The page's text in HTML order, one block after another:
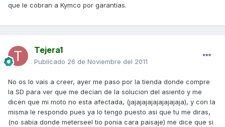
que le cobran a Kymco por garantías.
Tejera1
Publicado 26 de Noviembre del 2011
No os lo vais a creer, ayer me paso por la tienda donde compre
la SD para ver que me decian de la solucion del asiento y me
dicen que mi moto no esta afectada, (jajajajajajajajajaja), y con la
misma le respondo pues ya lo tengo puesto asi que tu me diras,
(no sabia donde meterseel tio ponia cara paisaje) me dice que si